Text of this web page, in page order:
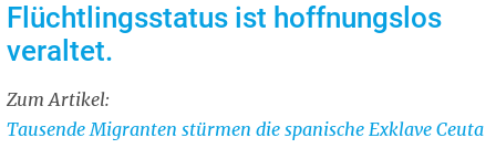
Flüchtlingsstatus ist hoffnungslos
veraltet.
Zum Artikel:
Related
Tausende Migranten stürmen die spanische Exklave Ceuta